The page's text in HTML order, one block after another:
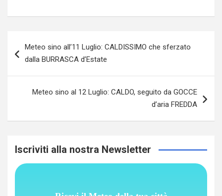
articoli
Meteo sino all’11 Luglio: CALDISSIMO che sferzato
dalla BURRASCA d’Estate
Meteo sino al 12 Luglio: CALDO, seguito da GOCCE
d’aria FREDDA
Iscriviti alla nostra Newsletter